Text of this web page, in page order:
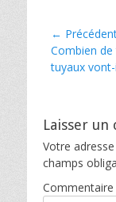
de
l’article
←
Article
précédent :
Combien
tuyaux
Laisser
Votre
champs
Commentaire